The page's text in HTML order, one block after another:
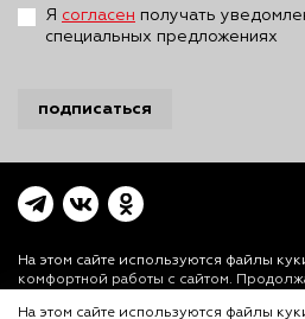
Я согласен получать
специальных предложениях
подписаться
На этом сайте используются файлы
комфортной работы с сайтом.
На этом сайте используются файлы